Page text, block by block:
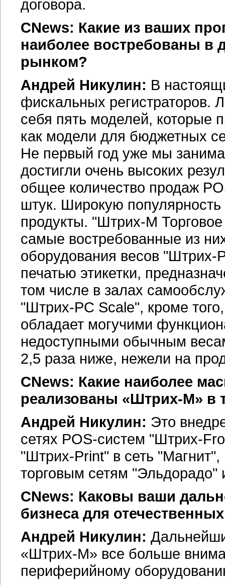
договора.
CNews: Какие из ваших
наиболее востребованы в
рынком?
Андрей Никулин: В
фискальных регистраторов.
себя пять моделей, которые
как модели для бюджетных
Не первый год уже мы
достигли очень высоких
общее количество продаж
штук. Широкую
продукты. "Штрих-М
самые востребованные из
оборудования весов "Штрих-
печатью этикетки,
том числе в залах
"Штрих-PC Scale", кроме
обладает могучими
недоступными обычным
2,5 раза ниже, нежели на
CNews: Какие наиболее
реализованы «Штрих-М» в
Андрей Никулин: Это
сетях POS-систем "Штрих-
"Штрих-Print" в сеть
торговым сетям "Эльдорадо"
CNews: Каковы ваши
бизнеса для
Андрей Никулин:
«Штрих-М» все больше
периферийному